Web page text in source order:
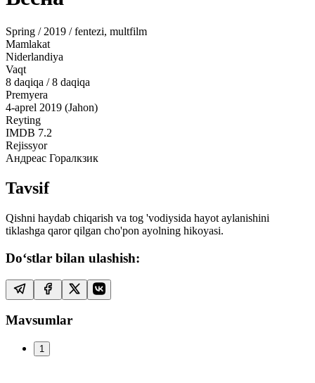
Spring / 2019 / fentezi, multfilm
Mamlakat
Niderlandiya
Vaqt
8 daqiqa /8 daqiqa
Premyera
4-aprel 2019 (Jahon)
Reyting
IMDB 7.2
Rejissyor
Андреас Горалкзик
Tavsif
Qishni haydab chiqarish va tog 'vodiysida hayot aylanishini
tiklashga qaror qilgan cho'pon ayolning hikoyasi.
Do‘stlar bilan ulashish:
Mavsumlar
1